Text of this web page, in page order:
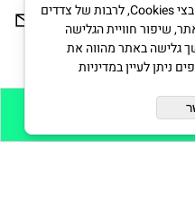
לידיעתך, באתרנו נעשה שימוש בקבצי Cookies, לרבות של צדדים
שיפור חוויית הגלישה
גלישה באתר מהווה את
ניתן לעיין במדיניות